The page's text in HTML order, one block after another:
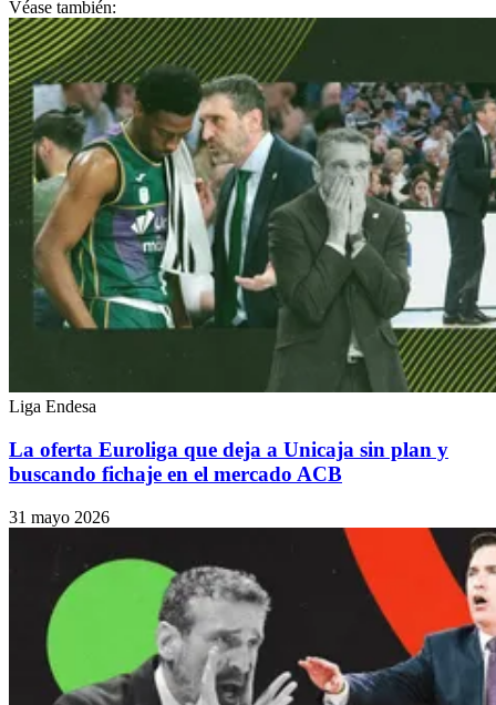
Véase también:
Liga Endesa
La oferta Euroliga que deja a Unicaja sin plan y
buscando fichaje en el mercado ACB
31 mayo 2026